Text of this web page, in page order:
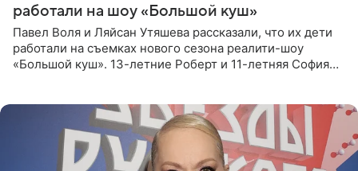
работали на шоу «Большой куш»
Павел Воля и Ляйсан Утяшева рассказали, что их дети
работали на съемках нового сезона реалити-шоу
«Большой куш». 13-летние Роберт и 11-летняя София